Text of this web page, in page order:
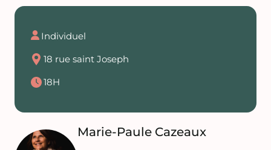
Individuel
18 rue saint Joseph
18H
Marie-Paule Cazeaux